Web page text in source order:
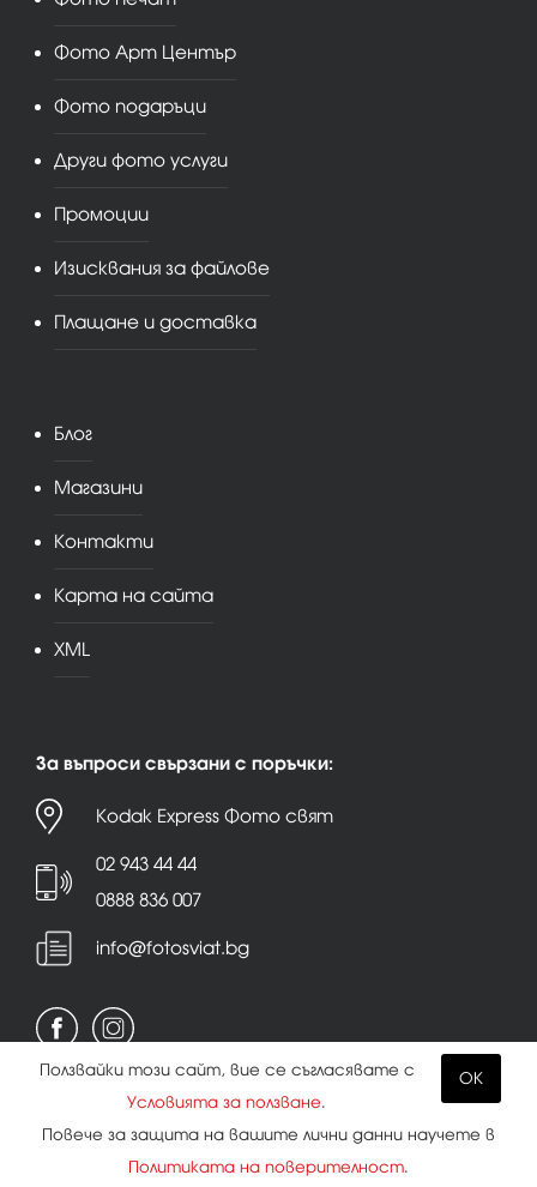
Фото Арт Център
Фото подаръци
Други фото услуги
Промоции
Изисквания за файлове
Плащане и доставка
Блог
Магазини
Контакти
Карта на сайта
XML
За въпроси свързани с поръчки:
Kodak Express Фото свят
02 943 44 44
0888 836 007
info@fotosviat.bg
|Бисквитки
OK
Ползвайки този сайт, вие се съгласявате с
Условията за ползване.
Повече за защита на вашите лични данни научете в
Политиката на поверителност.